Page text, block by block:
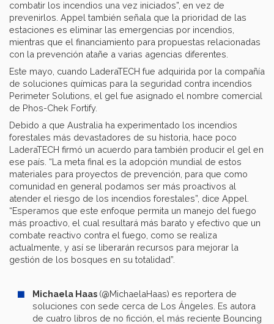
combatir los incendios una vez iniciados”, en vez de
prevenirlos. Appel también señala que la prioridad de las
estaciones es eliminar las emergencias por incendios,
mientras que el financiamiento para propuestas relacionadas
con la prevención atañe a varias agencias diferentes.
Este mayo, cuando LaderaTECH fue adquirida por la compañía
de soluciones químicas para la seguridad contra incendios
Perimeter Solutions, el gel fue asignado el nombre comercial
de Phos-Chek Fortify.
Debido a que Australia ha experimentado los incendios
forestales más devastadores de su historia, hace poco
LaderaTECH firmó un acuerdo para también producir el gel en
ese país. “La meta final es la adopción mundial de estos
materiales para proyectos de prevención, para que como
comunidad en general podamos ser más proactivos al
atender el riesgo de los incendios forestales”, dice Appel.
“Esperamos que este enfoque permita un manejo del fuego
más proactivo, el cual resultará más barato y efectivo que un
combate reactivo contra el fuego, como se realiza
actualmente, y así se liberarán recursos para mejorar la
gestión de los bosques en su totalidad”.
Michaela Haas (@MichaelaHaas) es reportera de
soluciones con sede cerca de Los Ángeles. Es autora
de cuatro libros de no ficción, el más reciente Bouncing